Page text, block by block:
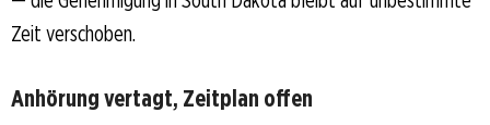
Zeit verschoben.
Anhörung vertagt, Zeitplan offen